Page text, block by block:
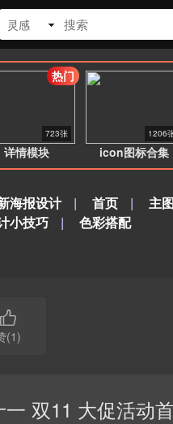
灵感
详情模块
723张
热门
icon图标合集
1206
海报设计 | 首页 | 主图
小技巧
| 色彩搭配

(1)
双11 大促活动